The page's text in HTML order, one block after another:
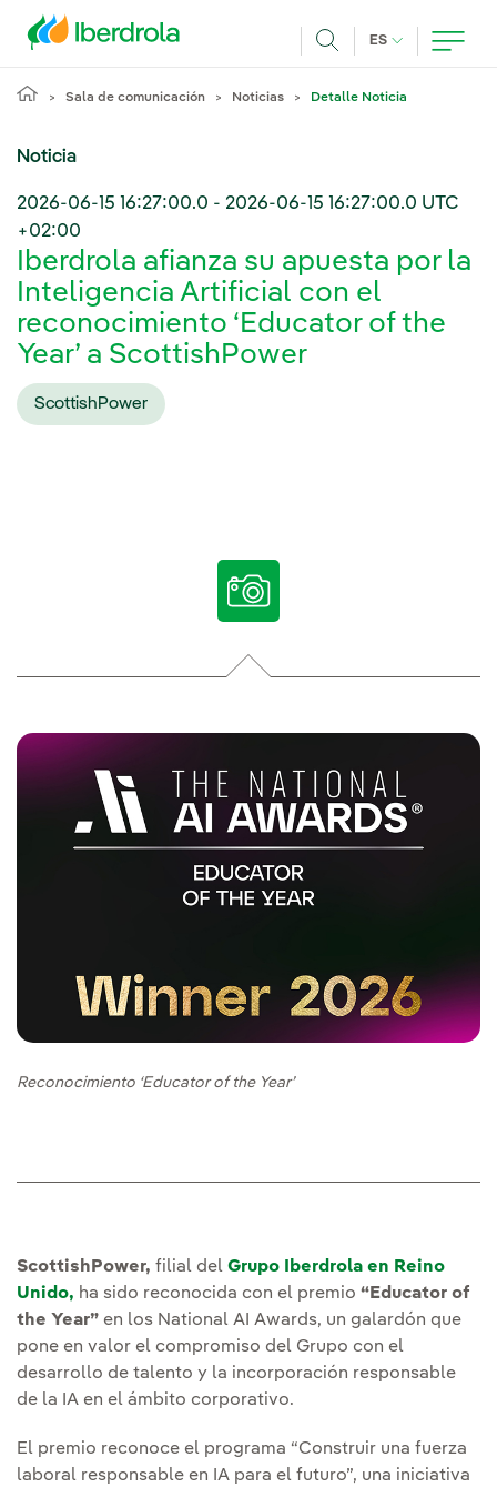
ES IDIOMA
Sala de comunicación Noticias Detalle Noticia
Noticia
2026-06-15 16:27:00.0 - 2026-06-15 16:27:00.0 UTC
+02:00
Iberdrola afianza su apuesta por la
Inteligencia Artificial con el
reconocimiento ‘Educator of the
Year’ a ScottishPower
ScottishPower
Reconocimiento ‘Educator of the Year’
ScottishPower, filial del Grupo Iberdrola en Reino
Unido, ha sido reconocida con el premio “Educator of
the Year” en los National AI Awards, un galardón que
pone en valor el compromiso del Grupo con el
desarrollo de talento y la incorporación responsable
de la IA en el ámbito corporativo.
El premio reconoce el programa “Construir una fuerza
laboral responsable en IA para el futuro”, una iniciativa